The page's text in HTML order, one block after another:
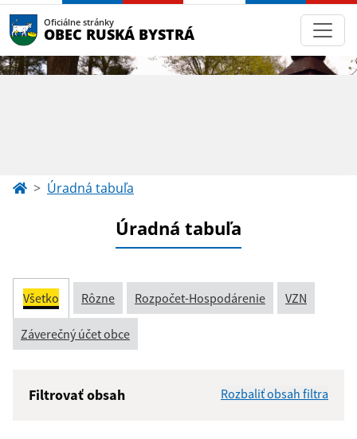
Oficiálne stránky
OBEC RUSKÁ BYSTRÁ
Úradná tabuľa
Úradná tabuľa
Všetko Rôzne Rozpočet-Hospodárenie VZN
Záverečný účet obce
Filtrovať obsah Rozbaliť obsah filtra